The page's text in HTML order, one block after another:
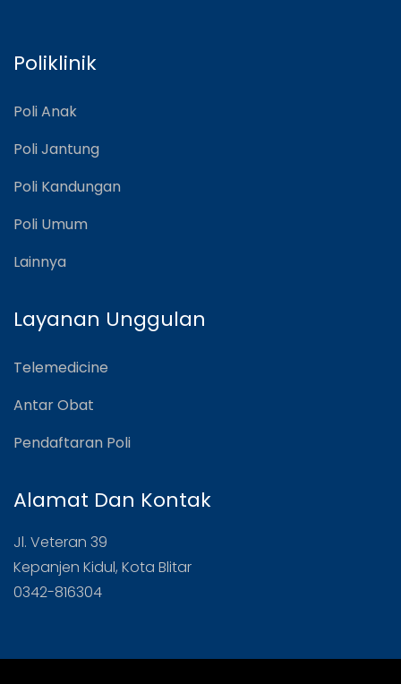
Poliklinik
Poli Anak
Poli Jantung
Poli Kandungan
Poli Umum
Lainnya
Layanan Unggulan
Telemedicine
Antar Obat
Pendaftaran Poli
Alamat Dan Kontak
Jl. Veteran 39
Kepanjen Kidul, Kota Blitar
0342-816304